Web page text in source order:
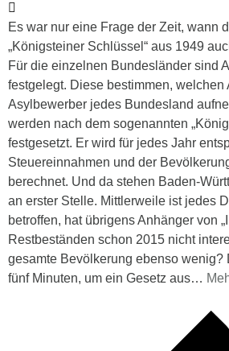
Es war nur eine Frage der Zeit, wann
„Königsteiner Schlüssel“ aus 1949
Für die einzelnen Bundesländer sind
festgelegt. Diese bestimmen, welchen
Asylbewerber jedes Bundesland
werden nach dem sogenannten
festgesetzt. Er wird für jedes Jahr
Steuereinnahmen und der
berechnet. Und da stehen Baden-
an erster Stelle. Mittlerweile ist jedes
betroffen, hat übrigens Anhänger von
Restbeständen schon 2015 nicht
gesamte Bevölkerung ebenso wenig?
fünf Minuten, um ein Gesetz aus…